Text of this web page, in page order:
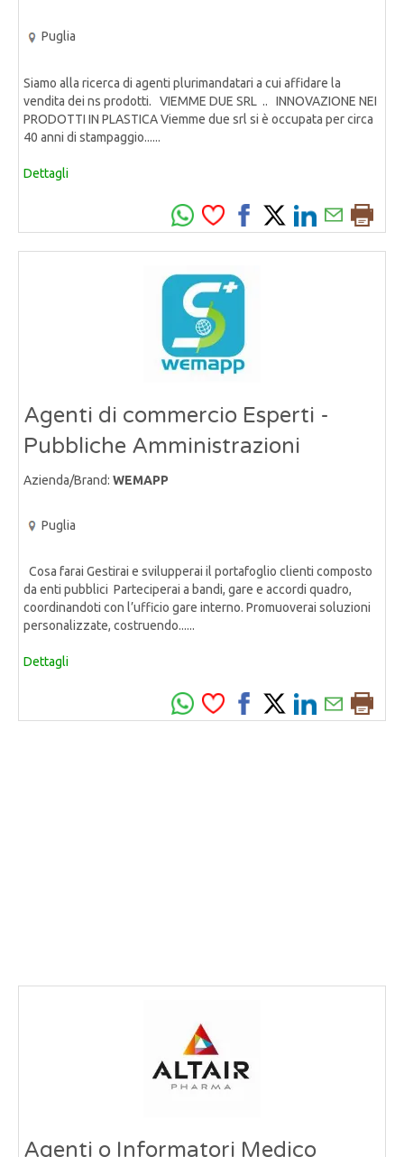
Puglia
Siamo alla ricerca di agenti plurimandatari a cui affidare la
vendita dei ns prodotti. VIEMME DUE SRL .. INNOVAZIONE NEI
PRODOTTI IN PLASTICA Viemme due srl si è occupata per circa
40 anni di stampaggio......
Dettagli
Agenti di commercio Esperti -
Pubbliche Amministrazioni
Azienda/Brand: WEMAPP
Puglia
Cosa farai Gestirai e svilupperai il portafoglio clienti composto
da enti pubblici Parteciperai a bandi, gare e accordi quadro,
coordinandoti con l’ufficio gare interno. Promuoverai soluzioni
personalizzate, costruendo......
Dettagli
Agenti o Informatori Medico